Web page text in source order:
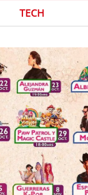
TECH